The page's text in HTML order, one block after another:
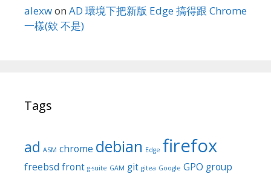
alexwon AD 環境下把新版 Edge 搞得跟 Chrome
一樣(欸 不是)
Tags
ad ASM chrome debian Edge firefox
freebsd front g-suite GAM git gitea Google GPO group